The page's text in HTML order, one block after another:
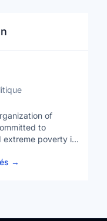
of
to
extreme poverty in
and
→